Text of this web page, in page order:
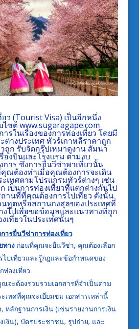
ว (Tourist Visa) เป็นอีกหนึ่ง
ไซต์www.sugaragape.com
รในเรื่องของการท่องเที่ยว โดยมี
ต่างประเทศทัวร์เกาหลีราคาถูก
ถูก รับจัดกรุ๊ปเหมาดูงาน สัมนา
องบินและโรงแรม ตามงบ
าร ซึ่งการยื่นวีซ่าพาเที่ยวนั้น
ณต้องทำเมื่อคุณต้องการจะเดิน
ะเทศตามโปรแกรมทัวร์ต่างๆ เช่น
เป็นการท่องเที่ยวที่แตกต่างกันไป
านที่ที่คุณต้องการไปเที่ยว ดังนั้น
ทูตหรือสถานกงสุลของประเทศที่
ไปเพื่อขอข้อมูลและแนวทางที่ถูก
เที่ยวในประเทศนั้นๆ
รยื่นวีซ่าการท่องเที่ยว
ทางก่อนที่คุณจะยื่นวีซ่า, คุณต้องเลือก
ปเที่ยวและรู้กฎและข้อกำหนดของ
องเที่ยว.
จะต้องรวบรวมเอกสารที่จำเป็นตาม
เทศที่คุณจะเยี่ยมชม เอกสารเหล่านี้
หลักฐานการเงิน (เช่นรายงานการเงิน
เงิน), บัตรประชาชน, รูปถ่าย, และ